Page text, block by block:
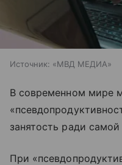
Источник: «МВД МЕДИА»
В современном мире
занятость ради самой
При